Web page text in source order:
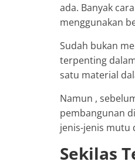
ada. Banyak
menggunakan
Sudah bukan
terpenting
satu material
Namun ,
pembangunan
jenis-jenis mutu
Sekilas